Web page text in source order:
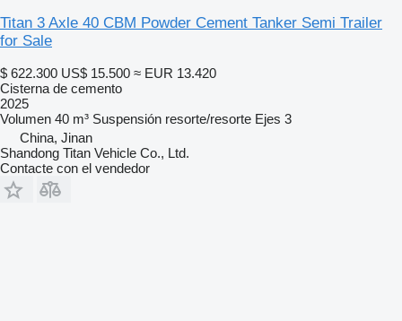
Titan 3 Axle 40 CBM Powder Cement Tanker Semi Trailer
for Sale
$ 622.300 US$ 15.500 ≈ EUR 13.420
Cisterna de cemento
2025
Volumen 40 m³ Suspensión resorte/resorte Ejes 3
China, Jinan
Shandong Titan Vehicle Co., Ltd.
Contacte con el vendedor